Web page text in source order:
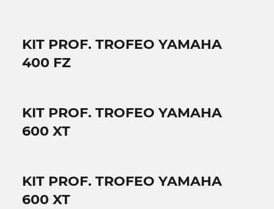
KIT PROF. TROFEO YAMAHA
400 FZ
KIT PROF. TROFEO YAMAHA
600 XT
KIT PROF. TROFEO YAMAHA
600 XT